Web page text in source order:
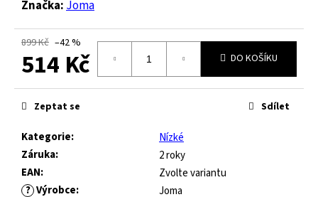
Značka:Joma
899 Kč –42 %
514 Kč
Měrná
cena:
DO KOŠÍKU
Kategorie:
Nízké
Záruka:
2 roky
EAN:
Zvolte variantu
? Výrobce:
Joma
Zeptat se Sdílet
u
č
u
m
JOMA
HORIZON
JUNIOR
BAREFOOT